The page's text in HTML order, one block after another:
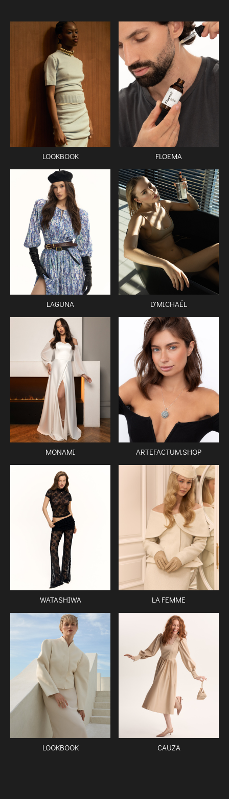
LOOKBOOK FLOEMA
LAGUNA D'MICHAÉL
MONAMI ARTEFACTUM.SHOP
WATASHIWA LA FEMME
LOOKBOOK CAUZA